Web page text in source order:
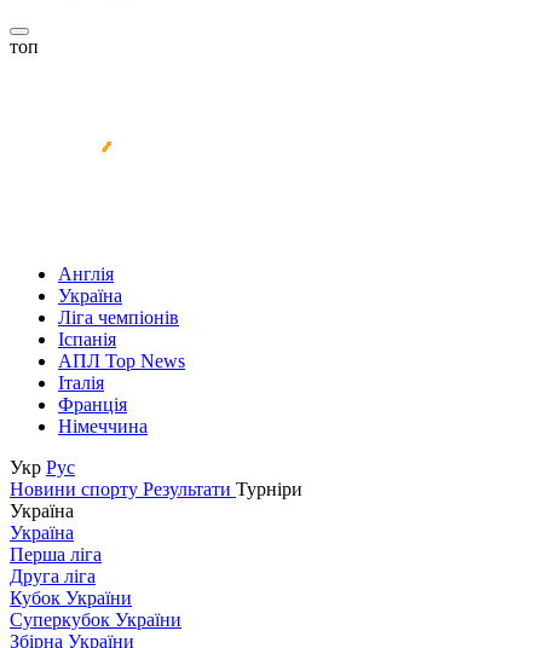
топ
Англія
Україна
Ліга чемпіонів
Іспанія
АПЛ Top News
Італія
Франція
Німеччина
Укр Рус
Новини спорту Результати Турніри
Україна
Україна
Перша ліга
Друга ліга
Кубок України
Суперкубок України
Збірна України